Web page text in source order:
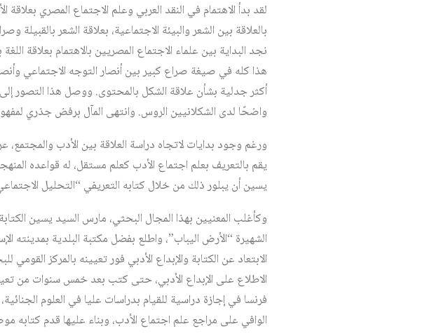
لقد بدأ الاهتمام في النقد العربي وعلم الاجتماع المصري بعلاقة
بالعلاقة بين الشعر والبيئة الاجتماعية، بعلاقة الشعر
نجد البداية بين علماء الاجتماع المصريين بالاهتمام بعلاقة
هذا كله في صيغة صراع كبير بين أنصار التوجه الاجتماعي
أكثر جدلية بشأن علاقة الشكل بالمحتوى. ووصل هذا التصور
واضحًا لدى الشكلانيين الروس. وانتهى المآل برفض جذري
ورغم وجود بدايات لاتجاه دراسة العلاقة بين الأدب والمجتمع،
يقم بالتعريف بعلم اجتماع الأدب كعلم مستقل، له قواعده
يسين أن يبلور ذلك من خلال كتابه التعريفي “التحليل
وكأغلب المعنيين بهذا المجال البحثي، مارس السيد يسين
الشهيرة “الأرض اليباب”، واطلع بفضل مكتبة البلدية بمدينته
الابتعاد عن الكتابة والإبداع الأدبي فور تعيينه بالمركز
الاطلاع على الإبداع الأدبي، حتى كتب بعد خمس سنوات من
فرنسا في إجازة دراسية للقيام بدراسات عليا في العلوم
الوافي على مراجع علم اجتماع الأدب، وبناء عليها قدم كتابه